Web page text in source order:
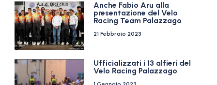
Anche Fabio Aru alla
presentazione del Velo
Racing Team Palazzago
21 Febbraio 2023
Ufficializzati i 13 alfieri del
Velo Racing Palazzago